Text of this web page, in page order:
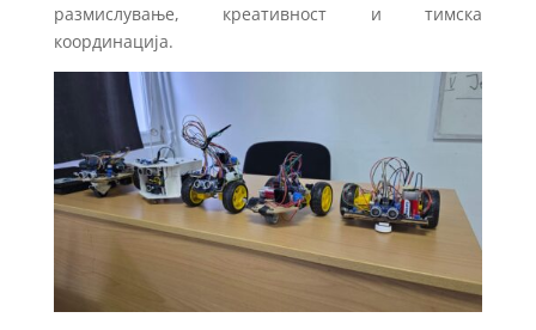
размислување, креативност и тимска
координација.